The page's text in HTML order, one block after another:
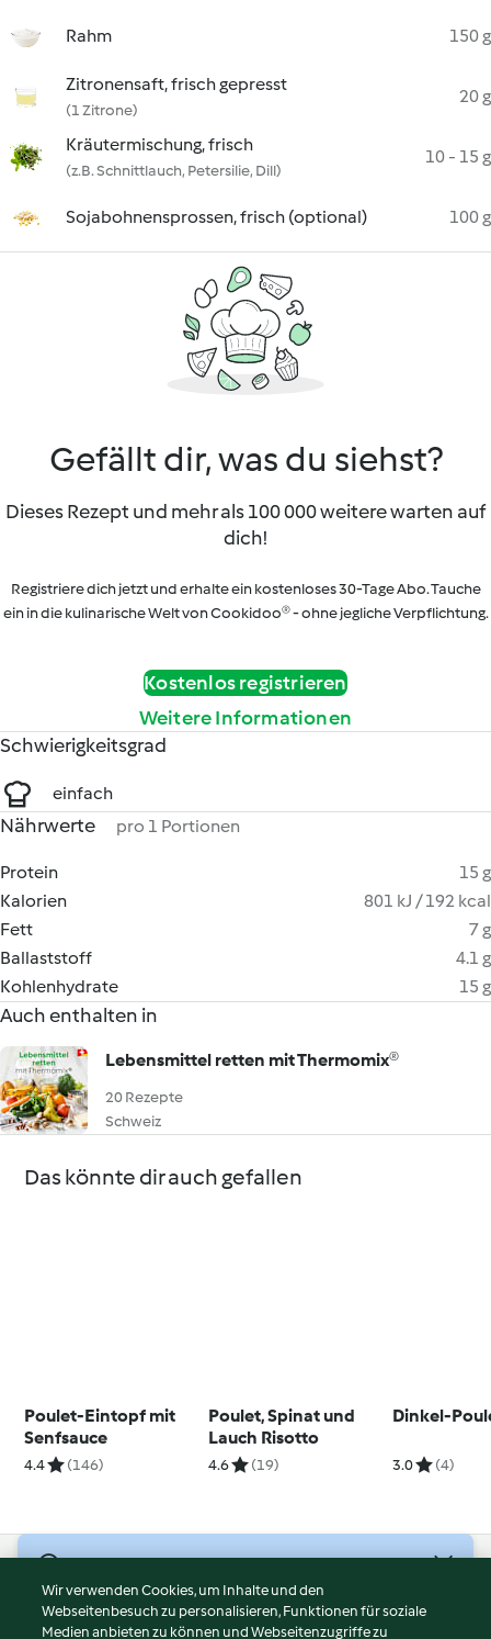
Rahm 150 g
Zitronensaft, frisch gepresst
(1 Zitrone)
20 g
Kräutermischung, frisch
(z.B. Schnittlauch, Petersilie, Dill)
10 - 15 g
Sojabohnensprossen, frisch (optional) 100 g
Gefällt dir, was du siehst?
Dieses Rezept und mehr als 100 000 weitere warten auf
dich!
Registriere dich jetzt und erhalte ein kostenloses 30-Tage Abo. Tauche
ein in die kulinarische Welt von Cookidoo® - ohne jegliche Verpflichtung.
Kostenlos registrieren
Weitere Informationen
Schwierigkeitsgrad
einfach
Nährwerte pro 1 Portionen
Protein
15 g
Kalorien
801 kJ / 192 kcal
Fett
7 g
Ballaststoff
4.1 g
Kohlenhydrate
15 g
Auch enthalten in
Lebensmittel retten mit Thermomix®
20 Rezepte
Schweiz
Das könnte dir auch gefallen
Poulet-Eintopf mit
Senfsauce
4.4 (146)
Poulet, Spinat und
Lauch Risotto
4.6 (19)
Dinkel-
3.0 (4)
Nutzungsbedingungen
Wir verwenden Cookies, um Inhalte und den
Webseitenbesuch zu personalisieren, Funktionen für soziale
Medien anbieten zu können und Webseitenzugriffe zu